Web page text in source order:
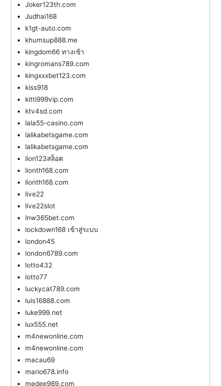
Joker123th.com
Judhai168
k1gt-auto.com
khumsup888.me
kingdom66 ทางเข้า
kingromans789.com
kingxxxbet123.com
kiss918
kitti999vip.com
ktv4sd.com
lala55-casino.com
lalikabetsgame.com
lalikabetsgame.com
lion123สล็อต
lionth168.com
lionth168.com
live22
live22slot
lnw365bet.com
lockdown168 เข้าสู่ระบบ
london45
london6789.com
lotto432
lotto77
luckycat789.com
luis16888.com
luke999.net
lux555.net
m4newonline.com
m4newonline.com
macau69
mario678.info
medee989.com